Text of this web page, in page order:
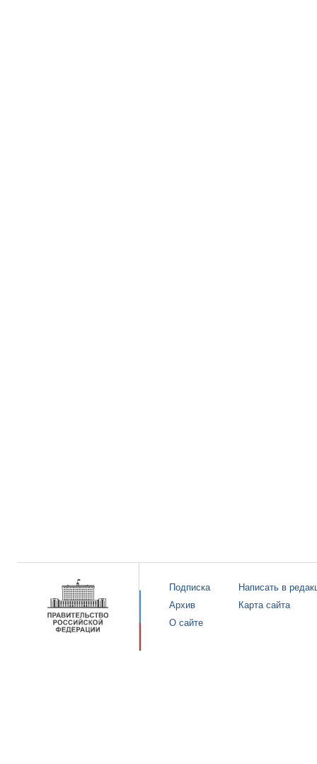
Подписка
Архив
О сайте
Написать в
Карта сайта